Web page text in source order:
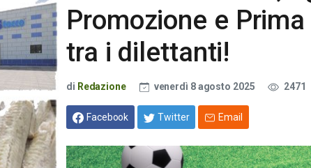
Promozione e
tra i dilettanti!
di Redazione venerdì 8 agosto 2025 2471
Facebook Twitter Email